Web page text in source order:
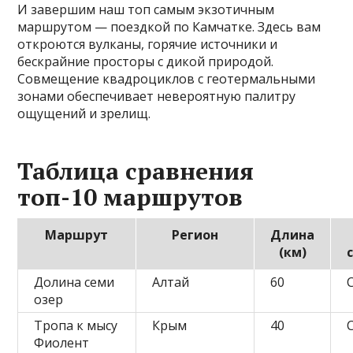
И завершим наш топ самым экзотичным
маршрутом — поездкой по Камчатке. Здесь вам
откроются вулканы, горячие источники и
бескрайние просторы с дикой природой.
Совмещение квадроциклов с геотермальными
зонами обеспечивает невероятную палитру
ощущений и зрелищ.
Таблица сравнения
топ-10 маршрутов
Маршрут Регион
Длина
(км)
Долина семи
озер
Алтай 60
Тропа к мысу
Фиолент
Крым 40